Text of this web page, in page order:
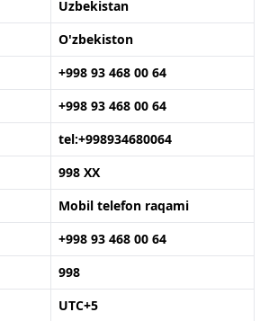
Uzbekistan
O'zbekiston
+998 93 468 00 64
+998 93 468 00 64
tel:+998934680064
998 XX
Mobil telefon raqami
+998 93 468 00 64
998
UTC+5